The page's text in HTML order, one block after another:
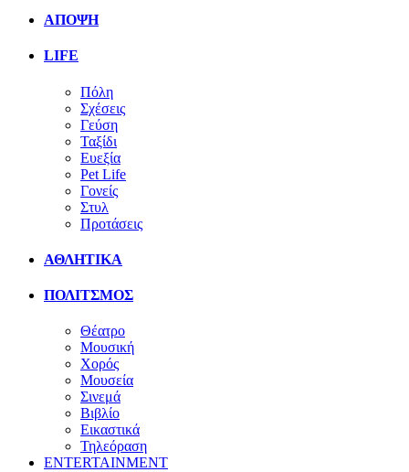
ΑΠΟΨΗ
LIFE
Πόλη
Σχέσεις
Γεύση
Ταξίδι
Ευεξία
Pet Life
Γονείς
Στυλ
Προτάσεις
ΑΘΛΗΤΙΚΑ
ΠΟΛΙΤΣΜΟΣ
Θέατρο
Μουσική
Χορός
Μουσεία
Σινεμά
Βιβλίο
Εικαστικά
Τηλεόραση
ENTERTAINMENT